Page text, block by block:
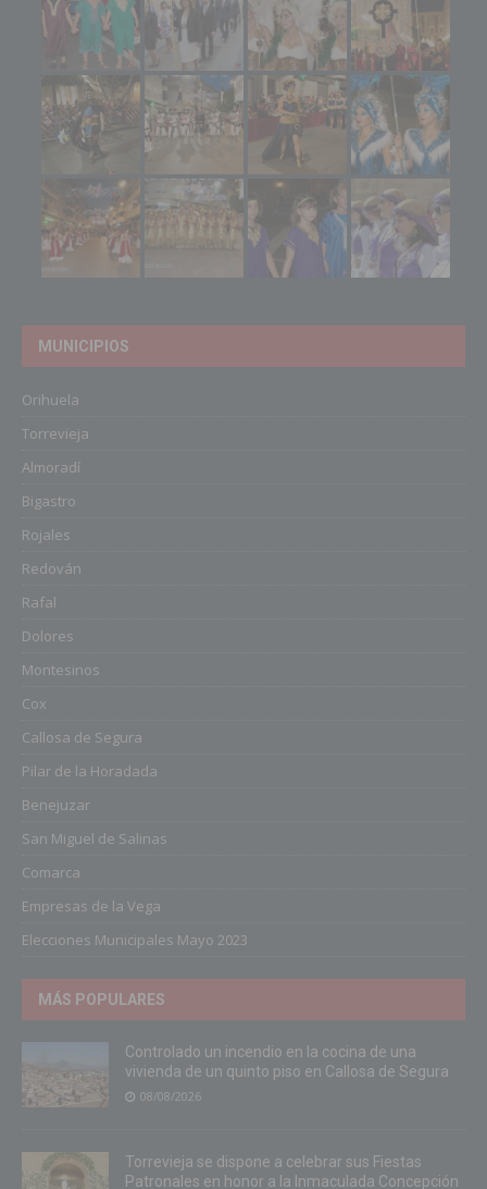
MUNICIPIOS
Orihuela
Torrevieja
Almoradí
Bigastro
Rojales
Redován
Rafal
Dolores
Montesinos
Cox
Callosa de Segura
Pilar de la Horadada
Benejuzar
San Miguel de Salinas
Comarca
Empresas de la Vega
Elecciones Municipales Mayo 2023
MÁS POPULARES
Controlado un incendio en la cocina de una
vivienda de un quinto piso en Callosa de Segura
08/08/2026
Torrevieja se dispone a celebrar sus Fiestas
Patronales en honor a la Inmaculada Concepción